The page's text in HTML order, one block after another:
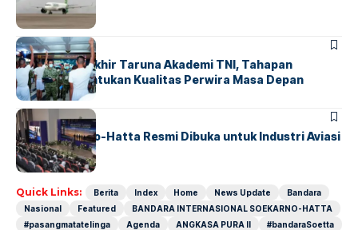
Nasional
BERITA
Sidang Pantukhir Taruna Akademi TNI, Tahapan
Strategis Tentukan Kualitas Perwira Masa Depan
BANDARA BERITA
IALC Soekarno-Hatta Resmi Dibuka untuk Industri Aviasi
Dunia
Quick Links: Berita Index Home News Update
Bandara
Nasional
Featured
BANDARA INTERNASIONAL SOEKARNO-HATTA
#pasangmatatelinga
Agenda ANGKASA PURA II
#bandaraSoetta